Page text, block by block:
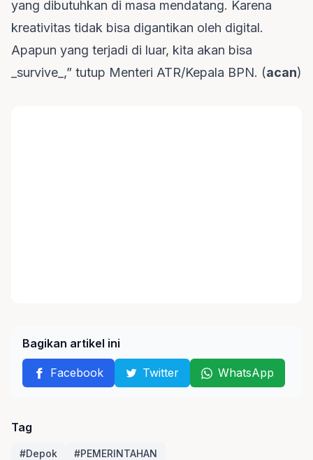
yang dibutuhkan di masa mendatang. Karena
kreativitas tidak bisa digantikan oleh digital.
Apapun yang terjadi di luar, kita akan bisa
_survive_,” tutup Menteri ATR/Kepala BPN. (acan)
Bagikan artikel ini
Facebook Twitter WhatsApp
Tag
#Depok
#PEMERINTAHAN